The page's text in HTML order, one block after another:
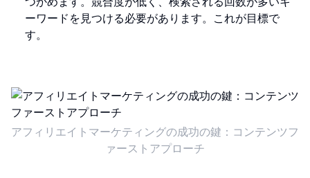
ーワードを見つける必要があります。これが目標で
す。
アフィリエイトマーケティングの成功の鍵：コンテンツフ
ァーストアプローチ